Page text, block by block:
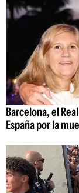
Barcelona, el
España por la